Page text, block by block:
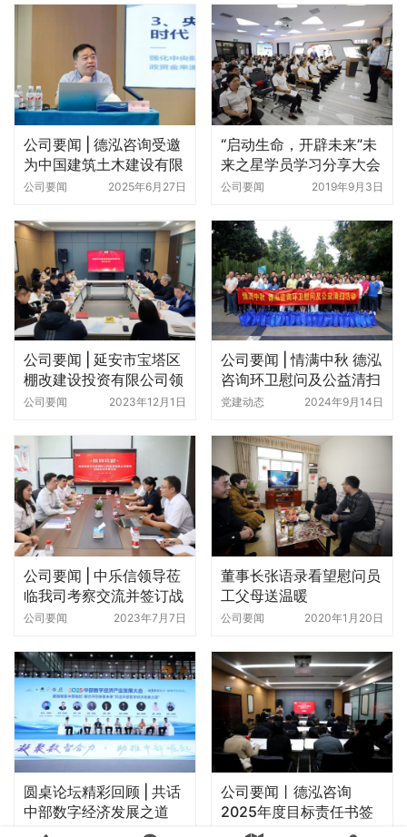
公司要闻 | 德泓咨询受邀
为中国建筑土木建设有限
公司做新形势下政策性资
公司要闻 2025年6月27日
“启动生命，开辟未来”未
来之星学员学习分享大会
圆满召开
公司要闻 2019年9月3日
公司要闻 | 延安市宝塔区
棚改建设投资有限公司领
导一行到访德泓咨询合作
公司要闻 2023年12月1日
公司要闻 | 情满中秋 德泓
咨询环卫慰问及公益清扫
活动
党建动态 2024年9月14日
公司要闻 | 中乐信领导莅
临我司考察交流并签订战
略合作协议
公司要闻 2023年7月7日
董事长张语录看望慰问员
工父母送温暖
公司要闻 2020年1月20日
圆桌论坛精彩回顾 | 共话
中部数字经济发展之道
公司要闻 2025年8月23日
公司要闻丨德泓咨询
2025年度目标责任书签
订暨动员大会圆满召开
公司要闻 2025年2月8日